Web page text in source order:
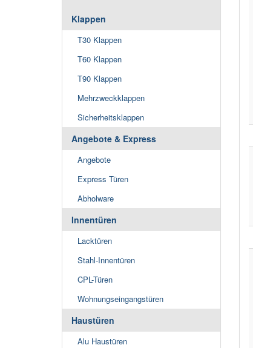
Klappen
T30 Klappen
T60 Klappen
T90 Klappen
Mehrzweckklappen
Sicherheitsklappen
Angebote & Express
Angebote
Express Türen
Abholware
Innentüren
Lacktüren
Stahl-Innentüren
CPL-Türen
Wohnungseingangstüren
Haustüren
Alu Haustüren